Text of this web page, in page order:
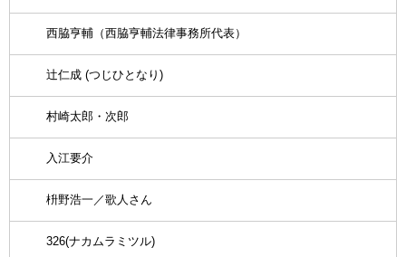
西脇亨輔（西脇亨輔法律事務所代表）
辻仁成 (つじひとなり)
村崎太郎・次郎
入江要介
枡野浩一／歌人さん
326(ナカムラミツル)